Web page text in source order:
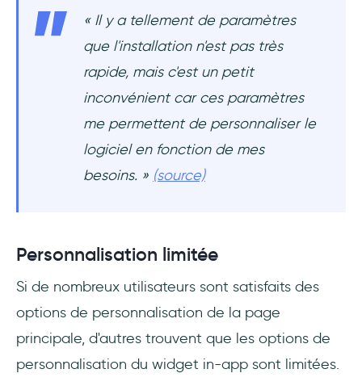
« Il y a tellement de paramètres
que l'installation n'est pas très
rapide, mais c'est un petit
inconvénient car ces paramètres
me permettent de personnaliser le
logiciel en fonction de mes
besoins. » (source)
Personnalisation limitée
Si de nombreux utilisateurs sont satisfaits des
options de personnalisation de la page
principale, d'autres trouvent que les options de
personnalisation du widget in-app sont limitées.